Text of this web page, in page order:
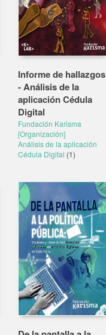
Informe de hallazgos
- Análisis de la
aplicación Cédula
Digital
Fundación Karisma
[Organización]
Análisis de la aplicación
Cédula Digital (1)